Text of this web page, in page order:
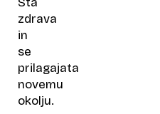
zdrava
in
se
prilagajata
novemu
okolju.